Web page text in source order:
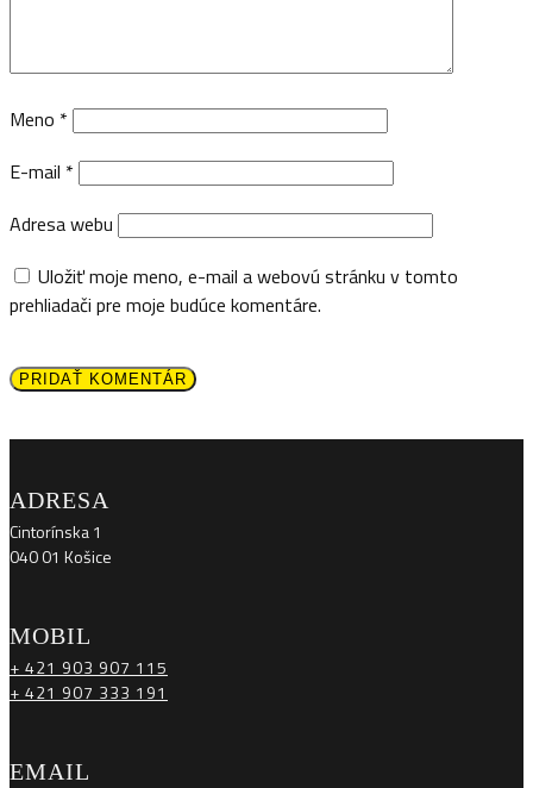
Meno *
E-mail *
Adresa webu
Uložiť moje meno, e-mail a webovú stránku v tomto
prehliadači pre moje budúce komentáre.
PRIDAŤ KOMENTÁR
ADRESA
Cintorínska 1
040 01 Košice
MOBIL
+ 421 903 907 115
+ 421 907 333 191
EMAIL